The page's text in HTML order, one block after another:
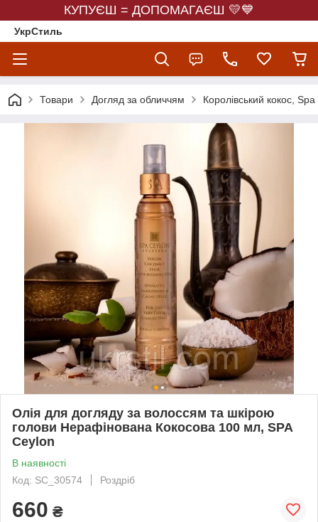
КУПУЄШ = ДОПОМАГАЄШ 💛💙
УкрСтиль
Товари Догляд за обличчям Королівський кокос,
Олія для догляду за волоссям та шкірою
голови Нерафінована Кокосова 100 мл, SPA
Ceylon
В наявності
Код: SC_30574
Роздріб
660 ₴